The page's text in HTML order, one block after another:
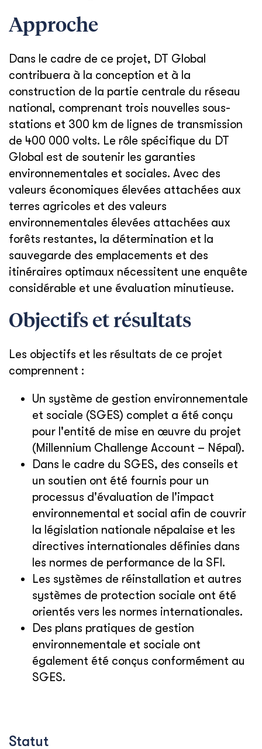
Approche
Dans le cadre de ce projet, DT Global
contribuera à la conception et à la
construction de la partie centrale du réseau
national, comprenant trois nouvelles sous-
stations et 300 km de lignes de transmission
de 400 000 volts. Le rôle spécifique du DT
Global est de soutenir les garanties
environnementales et sociales. Avec des
valeurs économiques élevées attachées aux
terres agricoles et des valeurs
environnementales élevées attachées aux
forêts restantes, la détermination et la
sauvegarde des emplacements et des
itinéraires optimaux nécessitent une enquête
considérable et une évaluation minutieuse.
Objectifs et résultats
Les objectifs et les résultats de ce projet
comprennent :
Un système de gestion environnementale
et sociale (SGES) complet a été conçu
pour l'entité de mise en œuvre du projet
(Millennium Challenge Account – Népal).
Dans le cadre du SGES, des conseils et
un soutien ont été fournis pour un
processus d'évaluation de l'impact
environnemental et social afin de couvrir
la législation nationale népalaise et les
directives internationales définies dans
les normes de performance de la SFI.
Les systèmes de réinstallation et autres
systèmes de protection sociale ont été
orientés vers les normes internationales.
Des plans pratiques de gestion
environnementale et sociale ont
également été conçus conformément au
SGES.
Statut